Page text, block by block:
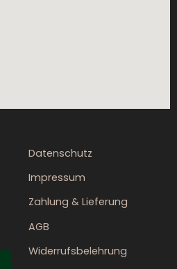
Datenschutz
Impressum
Zahlung & Lieferung
AGB
Widerrufsbelehrung